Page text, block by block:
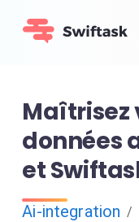
Maîtrisez
données
et
Ai-integration /